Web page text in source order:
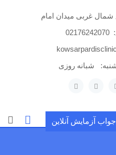
02176242070
شبانه روزی
جواب آزمایش آنلاین